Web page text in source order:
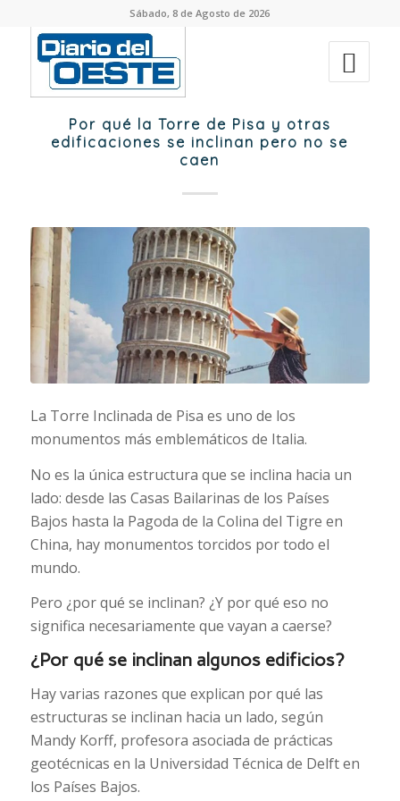
Sábado, 8 de Agosto de 2026
Por qué la Torre de Pisa y otras
edificaciones se inclinan pero no se
caen
La Torre Inclinada de Pisa es uno de los
monumentos más emblemáticos de Italia.
No es la única estructura que se inclina hacia un
lado: desde las Casas Bailarinas de los Países
Bajos hasta la Pagoda de la Colina del Tigre en
China, hay monumentos torcidos por todo el
mundo.
Pero ¿por qué se inclinan? ¿Y por qué eso no
significa necesariamente que vayan a caerse?
¿Por qué se inclinan algunos edificios?
Hay varias razones que explican por qué las
estructuras se inclinan hacia un lado, según
Mandy Korff, profesora asociada de prácticas
geotécnicas en la Universidad Técnica de Delft en
los Países Bajos.